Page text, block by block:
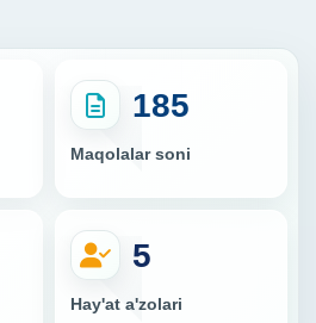
185
Maqolalar soni
5
Hay'at a'zolari